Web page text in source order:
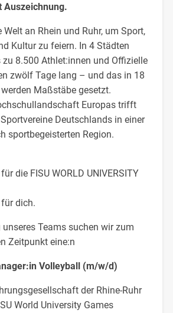
Auszeichnung.
an Rhein und Ruhr, um Sport,
Kultur zu feiern. In 4 Städten
8.500 Athlet:innen und Offizielle
zwölf Tage lang – und das in 18
Maßstäbe gesetzt.
Europas trifft
Deutschlands in einer
sportbegeisterten Region.
die FISU WORLD UNIVERSITY
dich.
Teams suchen wir zum
Zeitpunkt eine:n
Volleyball (m/w/d)
der Rhine-Ruhr
World University Games